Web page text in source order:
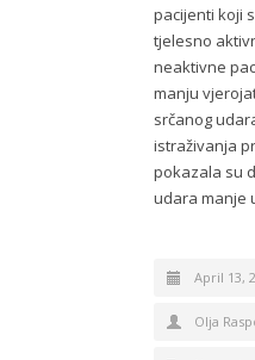
pacijenti koji
tjelesno
neaktivne
manju
srčanog
istraživanja
pokazala su
udara manje
April 13,
Olja